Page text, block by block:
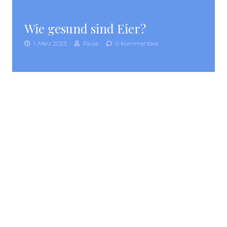
Wie gesund sind Eier?
1. März 2023 Paula 0 Kommentare